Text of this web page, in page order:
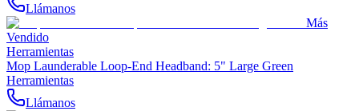
Llámanos
Más
Vendido
Herramientas
Mop Launderable Loop-End Headband: 5" Large Green
Herramientas
Llámanos